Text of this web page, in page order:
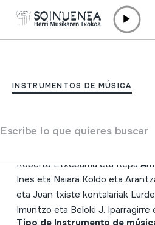
INSTRUMENTOS DE MÚSICA
Escribe lo que quieres buscar
TRIKITI PIEZA
Autor
Roberto Etxebarria eta Kepa
Ines eta Naiara Koldo eta
eta Juan txiste kontalariak
Imuntzo eta Beloki J. Iparragirre
Tipo de Instrumento de